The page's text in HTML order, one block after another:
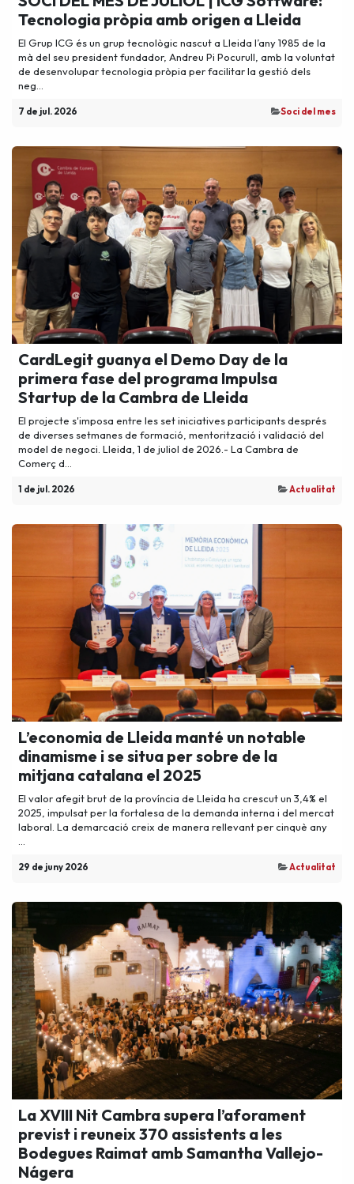
Tecnologia pròpia amb origen a Lleida
El Grup ICG és un grup tecnològic nascut a Lleida l’any 1985 de la
mà del seu president fundador, Andreu Pi Pocurull, amb la voluntat
de desenvolupar tecnologia pròpia per facilitar la gestió dels
neg...
7 de jul. 2026 ​Soci del mes
CardLegit guanya el Demo Day de la
primera fase del programa Impulsa
Startup de la Cambra de Lleida
El projecte s'imposa entre les set iniciatives participants després
de diverses setmanes de formació, mentorització i validació del
model de negoci. Lleida, 1 de juliol de 2026.- La Cambra de
Comerç d...
1 de jul. 2026 Actualitat
L’economia de Lleida manté un notable
dinamisme i se situa per sobre de la
mitjana catalana el 2025
El valor afegit brut de la província de Lleida ha crescut un 3,4% el
2025, impulsat per la fortalesa de la demanda interna i del mercat
laboral. La demarcació creix de manera rellevant per cinquè any
29 de juny 2026 Actualitat
La XVIII Nit Cambra supera l’aforament
previst i reuneix 370 assistents a les
Bodegues Raimat amb Samantha Vallejo-
Nágera